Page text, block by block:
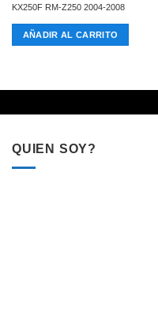
KX250F RM-Z250 2004-2008
AÑADIR AL CARRITO
QUIEN SOY?